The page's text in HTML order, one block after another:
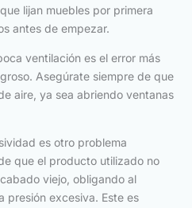
lijan muebles por primera
antes de empezar.
ventilación es el error más
Asegúrate siempre de que
aire, ya sea abriendo ventanas
es otro problema
que el producto utilizado no
viejo, obligando al
presión excesiva. Este es